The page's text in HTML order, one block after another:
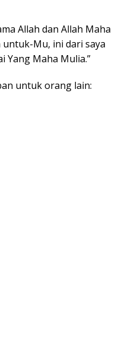
Allah dan Allah Maha
untuk-Mu, ini dari saya
Yang Maha Mulia.”
untuk orang lain: